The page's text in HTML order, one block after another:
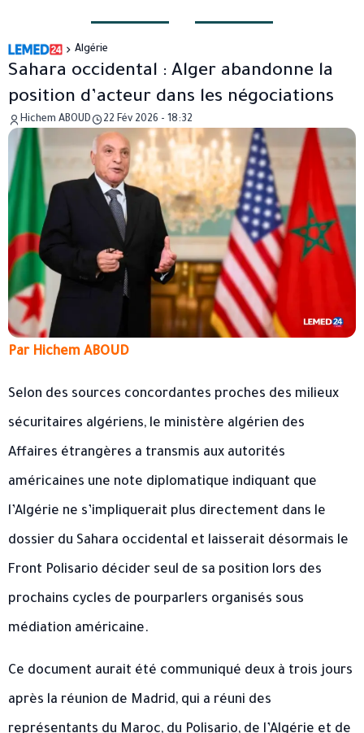
Algérie
Sahara occidental : Alger abandonne la
position d’acteur dans les négociations
Hichem ABOUD 22 Fév 2026 - 18:32
Par Hichem ABOUD
Selon des sources concordantes proches des milieux
sécuritaires algériens, le ministère algérien des
Affaires étrangères a transmis aux autorités
américaines une note diplomatique indiquant que
l’Algérie ne s’impliquerait plus directement dans le
dossier du Sahara occidental et laisserait désormais le
Front Polisario décider seul de sa position lors des
prochains cycles de pourparlers organisés sous
médiation américaine.
Ce document aurait été communiqué deux à trois jours
après la réunion de Madrid, qui a réuni des
représentants du Maroc, du Polisario, de l’Algérie et de